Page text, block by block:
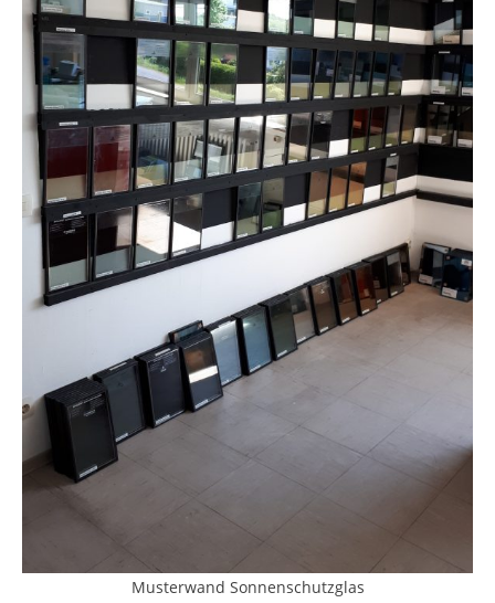
Musterwand Sonnenschutzglas